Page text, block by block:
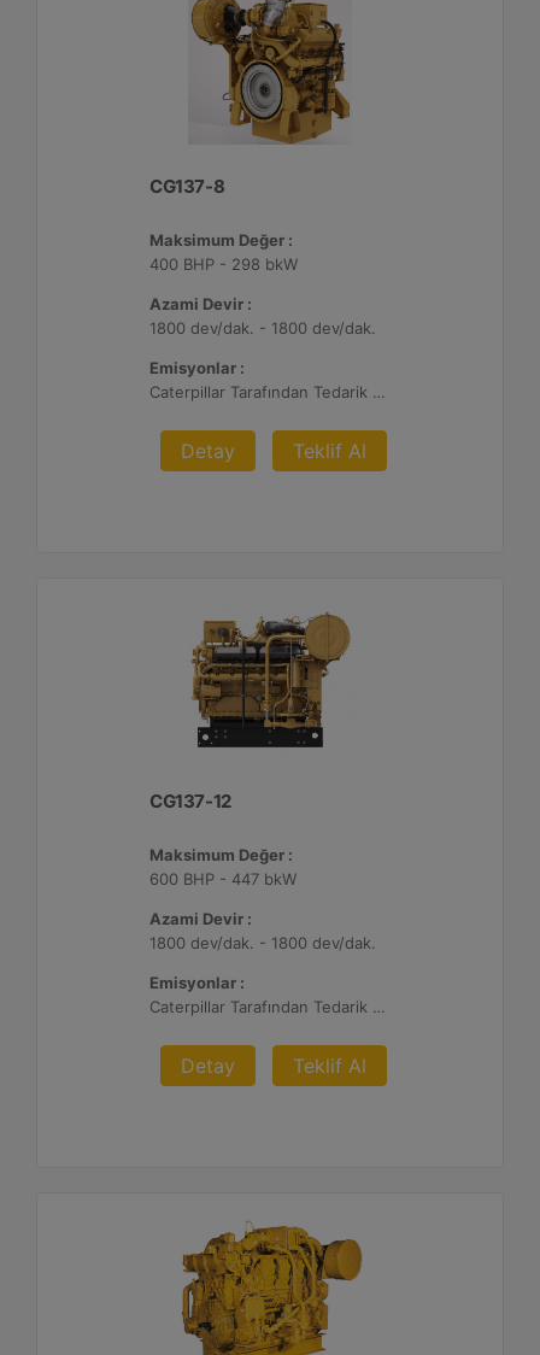
CG137-8
Maksimum Değer :
400 BHP - 298 bkW
Azami Devir :
1800 dev/dak. - 1800 dev/dak.
Emisyonlar :
Caterpillar Tarafından Tedarik Edilen veya Müşteri Tarafından Sağlanan Atık Arıtma ile NSPS Saha Uyumluluğuna Sahiptir, %0,5 O2 Ayar Noktası
Detay Teklif Al
CG137-12
Maksimum Değer :
600 BHP - 447 bkW
Azami Devir :
1800 dev/dak. - 1800 dev/dak.
Emisyonlar :
Caterpillar Tarafından Tedarik Edilen AFRC ve Müşteri Tarafından Sağlanan Atık Arıtma ile NSPS Saha Uyumluluğuna Sahiptir, %0,5 O2 Ayar Noktası
Detay Teklif Al